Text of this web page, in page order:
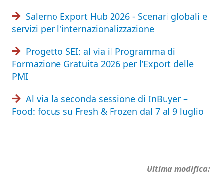
Salerno Export Hub 2026 - Scenari globali e
servizi per l'internazionalizzazione
Progetto SEI: al via il Programma di
Formazione Gratuita 2026 per l’Export delle
PMI
Al via la seconda sessione di InBuyer –
Food: focus su Fresh & Frozen dal 7 al 9 luglio
Ultima modifica